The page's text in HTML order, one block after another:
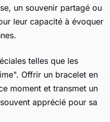
un souvenir partagé ou
leur capacité à évoquer
telles que les
Offrir un bracelet en
moment et transmet un
apprécié pour sa